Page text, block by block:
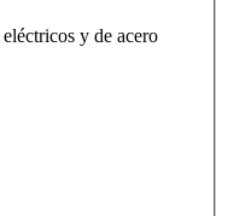
y de acero